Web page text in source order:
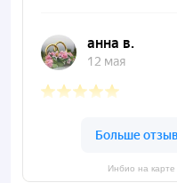
Инбио на